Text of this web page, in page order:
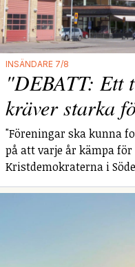
INSÄNDARE 7/8
"DEBATT: Ett
kräver starka
"Föreningar ska kunna
på att varje år kämpa
Kristdemokraterna i